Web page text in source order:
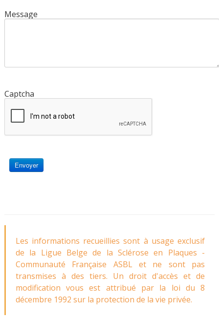
Message
Captcha
Envoyer
Les informations recueillies sont à usage exclusif
de la Ligue Belge de la Sclérose en Plaques -
Communauté Française ASBL et ne sont pas
transmises à des tiers. Un droit d'accès et de
modification vous est attribué par la loi du 8
décembre 1992 sur la protection de la vie privée.